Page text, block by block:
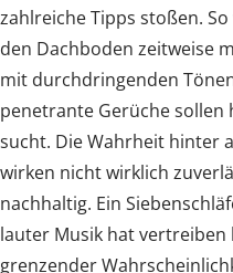
zahlreiche Tipps stoßen.
den Dachboden zeitweise
mit durchdringenden
penetrante Gerüche sollen
sucht. Die Wahrheit hinter
wirken nicht wirklich
nachhaltig. Ein
lauter Musik hat
grenzender